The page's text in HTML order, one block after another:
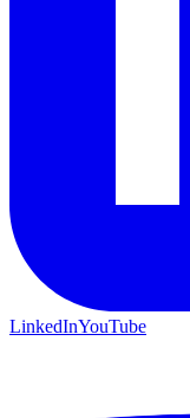
LinkedInYouTube